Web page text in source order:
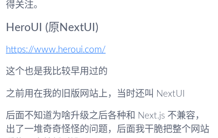
得关注。
HeroUI (原NextUI)
https://www.heroui.com/
这个也是我比较早用过的
之前用在我的旧版网站上，当时还叫 NextUI
后面不知道为啥升级之后各种和 Next.js 不兼容，
出了一堆奇奇怪怪的问题，后面我干脆把整个网站